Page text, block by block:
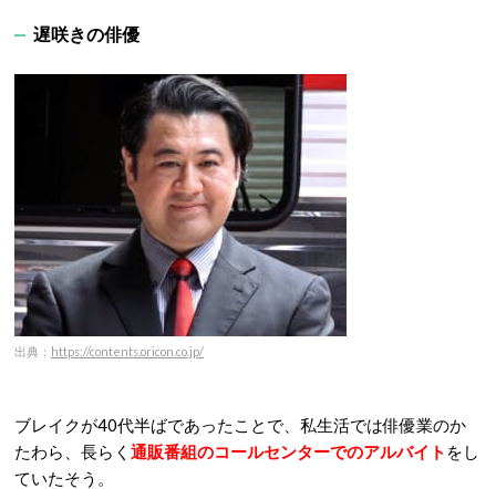
遅咲きの俳優
出典： https://contents.oricon.co.jp/
ブレイクが40代半ばであったことで、私生活では俳優業のか
たわら、長らく 通販番組のコールセンターでのアルバイト をし
ていたそう。